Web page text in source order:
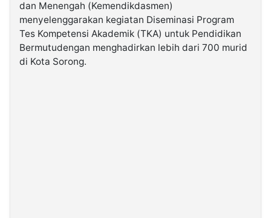
Kabarbaru.co
2026
dan Menengah (Kemendikdasmen)
menyelenggarakan kegiatan Diseminasi Program
Tes Kompetensi Akademik (TKA) untuk Pendidikan
Bermutudengan menghadirkan lebih dari 700 murid
di Kota Sorong.